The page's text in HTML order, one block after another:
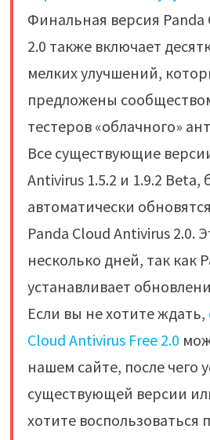
Финальная версия Panda
2.0 также включает
мелких улучшений,
предложены
тестеров «облачного»
Все существующие
Antivirus 1.5.2 и 1.9.2
автоматически
Panda Cloud Antivirus 2.0.
несколько дней, так как
устанавливает
Если вы не хотите ждать,
Cloud Antivirus Free 2.0
нашем сайте, после чего
существующей версии
хотите